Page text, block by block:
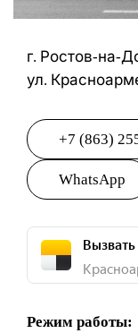
г. Ростов-на-
ул.
+7 (863)
WhatsApp
Режим работы: